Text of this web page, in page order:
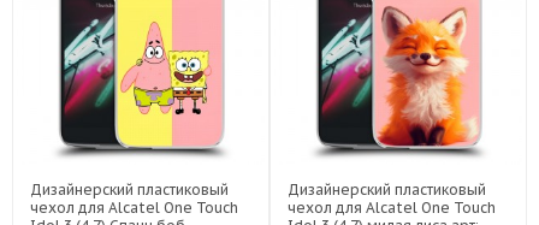
Дизайнерский пластиковый
чехол для Alcatel One Touch
Дизайнерский пластиковый
чехол для Alcatel One Touch